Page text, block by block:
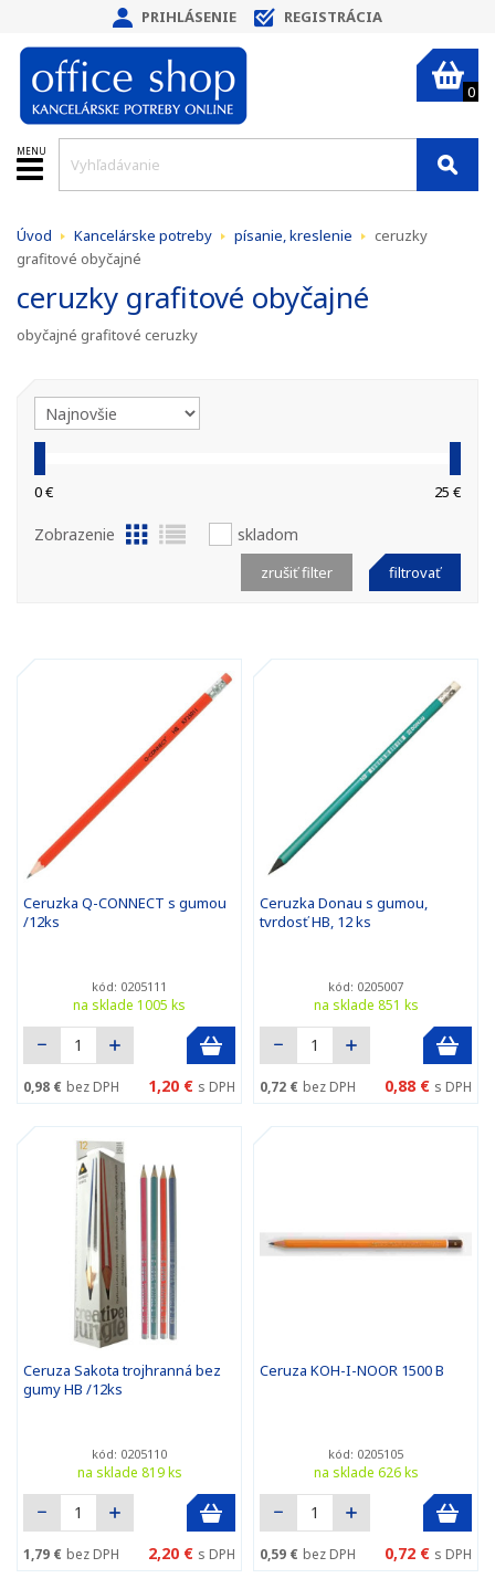
PRIHLÁSENIE REGISTRÁCIA
0
MENU
Úvod Kancelárske potreby písanie, kreslenie
ceruzky
grafitové obyčajné
ceruzky grafitové obyčajné
obyčajné grafitové ceruzky
0 € 25 €
Zobrazenie skladom
filtrovať
zrušiť filter
Ceruzka Q-CONNECT s gumou
/12ks
kód: 0205111
na sklade 1005 ks
0,98 € bez DPH 1,20 € s DPH
Ceruzka Donau s gumou,
tvrdosť HB, 12 ks
kód: 0205007
na sklade 851 ks
0,72 € bez DPH 0,88 € s DPH
Ceruza Sakota trojhranná bez
gumy HB /12ks
kód: 0205110
na sklade 819 ks
1,79 € bez DPH 2,20 € s DPH
Ceruza KOH-I-NOOR 1500 B
kód: 0205105
na sklade 626 ks
0,59 € bez DPH 0,72 € s DPH